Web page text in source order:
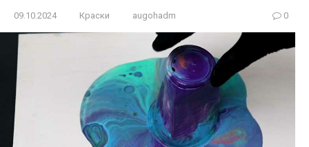
09.10.2024 Краски augohadm 0